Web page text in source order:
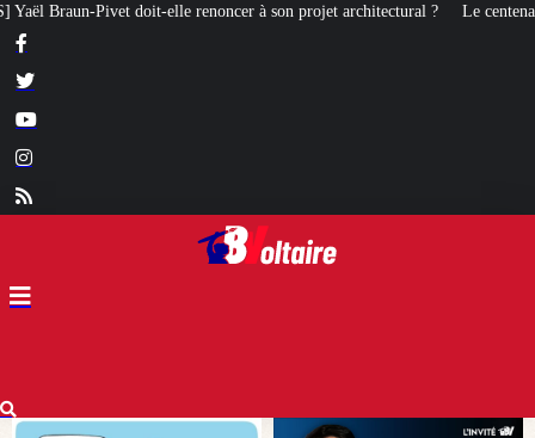
son projet architectural ? Le centenaire de la Croix de Camargue : un